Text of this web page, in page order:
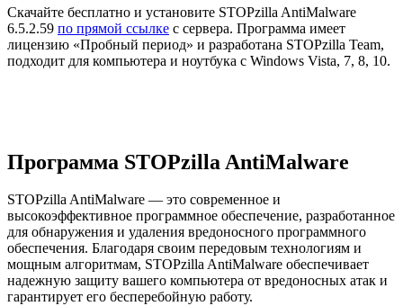
Скачайте бесплатно и установите STOPzilla AntiMalware
6.5.2.59 по прямой ссылке с сервера. Программа имеет
лицензию «Пробный период» и разработана STOPzilla Team,
подходит для компьютера и ноутбука с Windows Vista, 7, 8, 10.
Программа STOPzilla AntiMalware
STOPzilla AntiMalware — это современное и
высокоэффективное программное обеспечение, разработанное
для обнаружения и удаления вредоносного программного
обеспечения. Благодаря своим передовым технологиям и
мощным алгоритмам, STOPzilla AntiMalware обеспечивает
надежную защиту вашего компьютера от вредоносных атак и
гарантирует его бесперебойную работу.